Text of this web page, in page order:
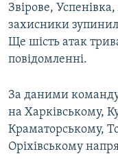
Звірове,
захисники
Ще шість атак
повідомленні.
За даними
на Харківському,
Краматорському,
Оріхівському